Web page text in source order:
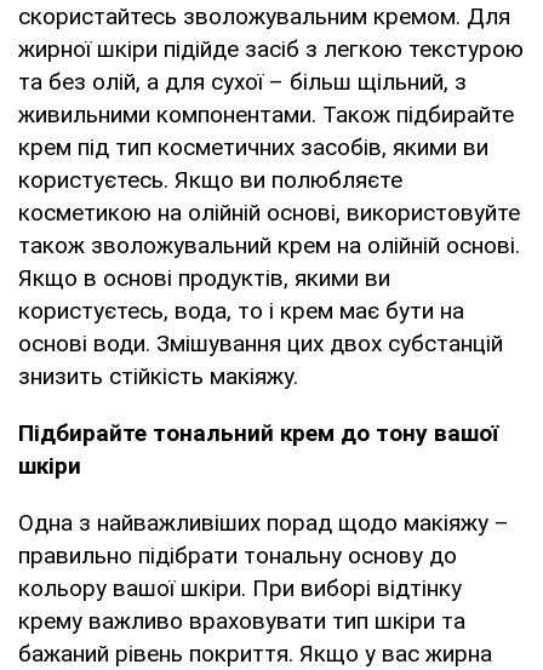
скористайтесь зволожувальним кремом. Для
жирної шкіри підійде засіб з легкою текстурою
та без олій, а для сухої – більш щільний, з
живильними компонентами. Також підбирайте
крем під тип косметичних засобів, якими ви
користуєтесь. Якщо ви полюбляєте
косметикою на олійній основі, використовуйте
також зволожувальний крем на олійній основі.
Якщо в основі продуктів, якими ви
користуєтесь, вода, то і крем має бути на
основі води. Змішування цих двох субстанцій
знизить стійкість макіяжу.
Підбирайте тональний крем до тону вашої
шкіри
Одна з найважливіших порад щодо макіяжу –
правильно підібрати тональну основу до
кольору вашої шкіри. При виборі відтінку
крему важливо враховувати тип шкіри та
бажаний рівень покриття. Якщо у вас жирна